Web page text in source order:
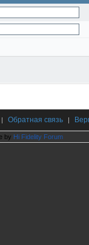
| Обратная связь |
by Hi Fidelity Forum